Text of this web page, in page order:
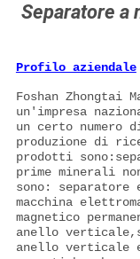
Separatore a
Profilo aziendale
Foshan Zhongtai
un'impresa
un certo numero
produzione di
prodotti
prime minerali
sono:
macchina
magnetico
anello
anello verticale